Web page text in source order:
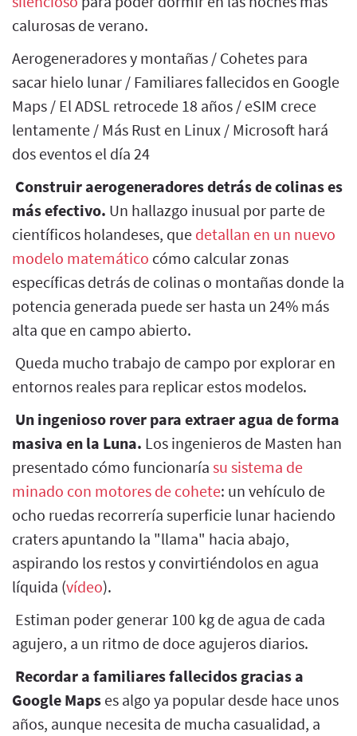
calurosas de verano.
Aerogeneradores y montañas / Cohetes para
sacar hielo lunar / Familiares fallecidos en Google
Maps / El ADSL retrocede 18 años / eSIM crece
lentamente / Más Rust en Linux / Microsoft hará
dos eventos el día 24
Construir aerogeneradores detrás de colinas es
más efectivo. Un hallazgo inusual por parte de
científicos holandeses, que detallan en un nuevo
modelo matemático cómo calcular zonas
específicas detrás de colinas o montañas donde la
potencia generada puede ser hasta un 24% más
alta que en campo abierto.
Queda mucho trabajo de campo por explorar en
entornos reales para replicar estos modelos.
Un ingenioso rover para extraer agua de forma
masiva en la Luna. Los ingenieros de Masten han
presentado cómo funcionaría su sistema de
minado con motores de cohete: un vehículo de
ocho ruedas recorrería superficie lunar haciendo
craters apuntando la "llama" hacia abajo,
aspirando los restos y convirtiéndolos en agua
líquida (vídeo).
Estiman poder generar 100 kg de agua de cada
agujero, a un ritmo de doce agujeros diarios.
Recordar a familiares fallecidos gracias a
Google Maps es algo ya popular desde hace unos
años, aunque necesita de mucha casualidad, a